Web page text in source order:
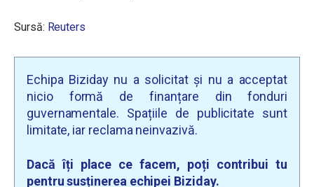
Sursă: Reuters
Echipa Biziday nu a solicitat și nu a acceptat
nicio formă de finanțare din fonduri
guvernamentale. Spațiile de publicitate sunt
limitate, iar reclama neinvazivă.
Dacă îți place ce facem, poți contribui tu
pentru susținerea echipei Biziday.